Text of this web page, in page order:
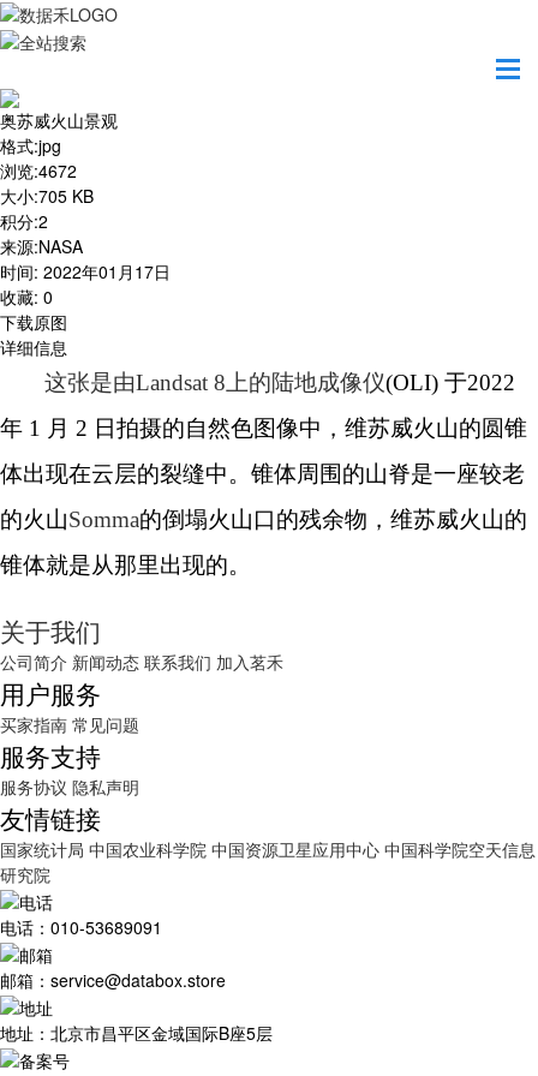
奥苏威火山景观
格式:jpg
浏览:4672
大小:705 KB
积分:2
来源:NASA
时间: 2022年01月17日
收藏: 0
下载原图
详细信息
这张是由Landsat 8上的陆地成像仪(OLI) 于2022
年 1 月 2 日拍摄的自然色图像中，维苏威火山的圆锥
体出现在云层的裂缝中。锥体周围的山脊是一座较老
的火山Somma的倒塌火山口的残余物，维苏威火山的
锥体就是从那里出现的。
关于我们
公司简介 新闻动态 联系我们 加入茗禾
用户服务
买家指南 常见问题
服务支持
服务协议 隐私声明
友情链接
国家统计局 中国农业科学院 中国资源卫星应用中心 中国科学院空天信息
研究院
电话：010-53689091
邮箱：service@databox.store
地址：北京市昌平区金域国际B座5层